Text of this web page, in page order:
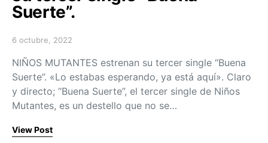
Suerte”.
Posted on
6 octubre, 2022
NIÑOS MUTANTES estrenan su tercer single “Buena
Suerte”. «Lo estabas esperando, ya está aquí». Claro
y directo; “Buena Suerte”, el tercer single de Niños
Mutantes, es un destello que no se…
View Post